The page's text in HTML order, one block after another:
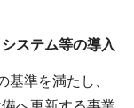
ステム等の導入
基準を満たし、